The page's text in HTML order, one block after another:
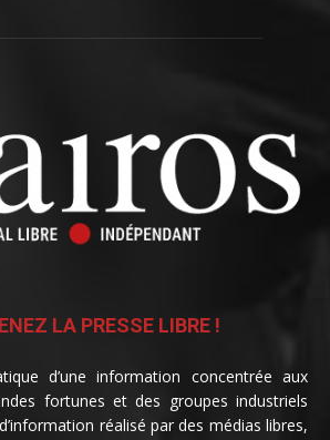
LA PRESSE LIBRE !
d’une information concentrée aux
fortunes et des groupes industriels
réalisé par des médias libres,